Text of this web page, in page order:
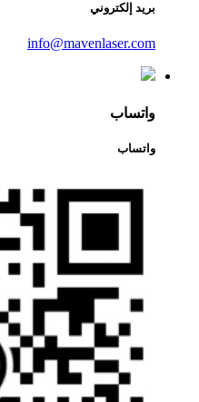
بريد إلكتروني
info@mavenlaser.com
واتساب
واتساب